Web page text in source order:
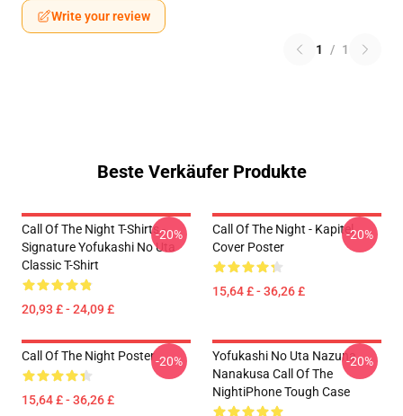
Write your review
1 / 1
Beste Verkäufer Produkte
Call Of The Night T-Shirts -
Signature Yofukashi No Uta
Classic T-Shirt
20,93 £ - 24,09 £
-20%
Call Of The Night - Kapitel
Cover Poster
15,64 £ - 36,26 £
-20%
Call Of The Night Poster
15,64 £ - 36,26 £
-20%
Yofukashi No Uta Nazuna
Nanakusa Call Of The
NightiPhone Tough Case
-20%